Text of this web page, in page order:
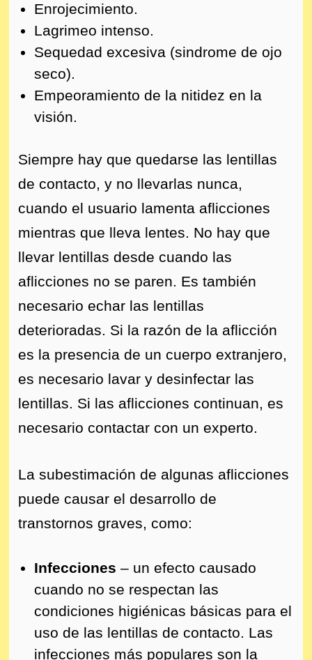
Enrojecimiento.
Lagrimeo intenso.
Sequedad excesiva (sindrome de ojo
seco).
Empeoramiento de la nitidez en la
visión.
Siempre hay que quedarse las lentillas
de contacto, y no llevarlas nunca,
cuando el usuario lamenta aflicciones
mientras que lleva lentes. No hay que
llevar lentillas desde cuando las
aflicciones no se paren. Es también
necesario echar las lentillas
deterioradas. Si la razón de la aflicción
es la presencia de un cuerpo extranjero,
es necesario lavar y desinfectar las
lentillas. Si las aflicciones continuan, es
necesario contactar con un experto.
La subestimación de algunas aflicciones
puede causar el desarrollo de
transtornos graves, como:
Infecciones – un efecto causado
cuando no se respectan las
condiciones higiénicas básicas para el
uso de las lentillas de contacto. Las
infecciones más populares son la